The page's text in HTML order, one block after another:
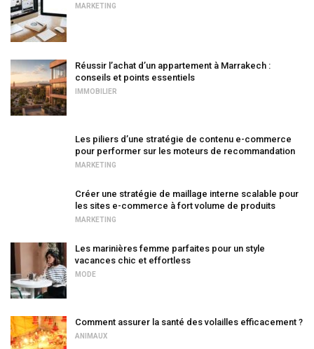
MARKETING
Réussir l’achat d’un appartement à Marrakech :
conseils et points essentiels
IMMOBILIER
Les piliers d’une stratégie de contenu e-commerce
pour performer sur les moteurs de recommandation
MARKETING
Créer une stratégie de maillage interne scalable pour
les sites e-commerce à fort volume de produits
MARKETING
Les marinières femme parfaites pour un style
vacances chic et effortless
MODE
Comment assurer la santé des volailles efficacement ?
ANIMAUX